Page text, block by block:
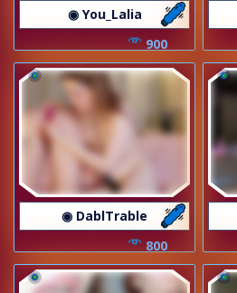
◉ You_Lalia
900
◉ DablTrable
800